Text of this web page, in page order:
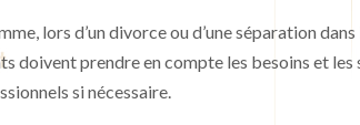
lors d’un divorce ou d’une séparation
doivent prendre en compte les besoins et
si nécessaire.